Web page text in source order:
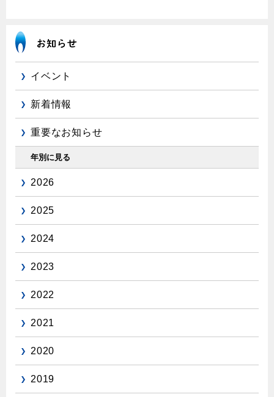
イベント
新着情報
重要なお知らせ
年別に見る
2026
2025
2024
2023
2022
2021
2020
2019